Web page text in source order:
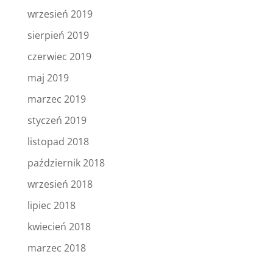
wrzesień 2019
sierpień 2019
czerwiec 2019
maj 2019
marzec 2019
styczeń 2019
listopad 2018
październik 2018
wrzesień 2018
lipiec 2018
kwiecień 2018
marzec 2018